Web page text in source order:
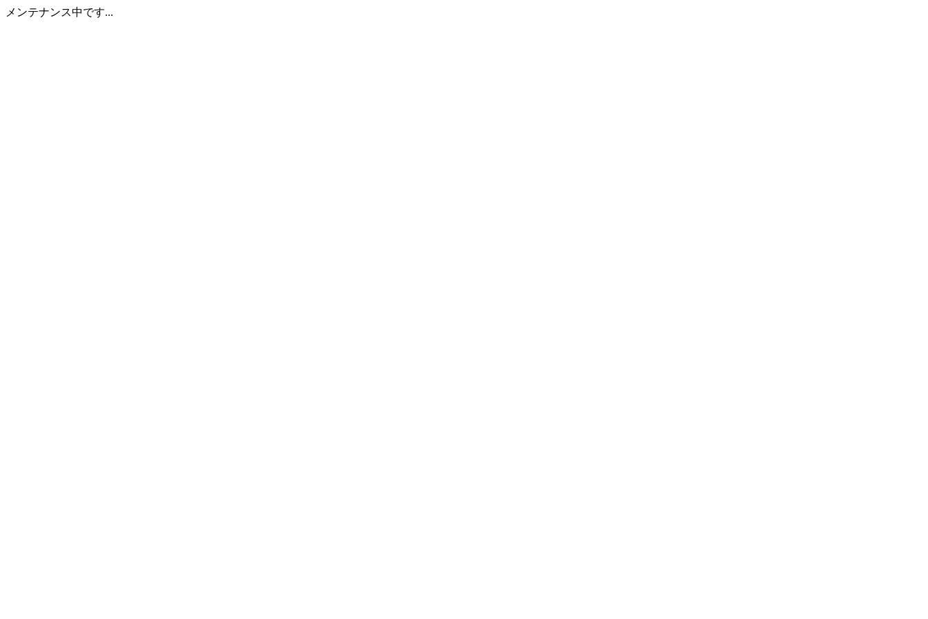
メンテナンス中です...